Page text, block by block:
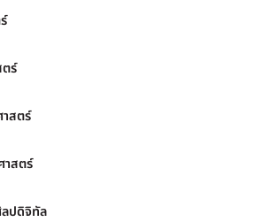
ร์
สตร์
าสตร์
ลปดิจิทัล